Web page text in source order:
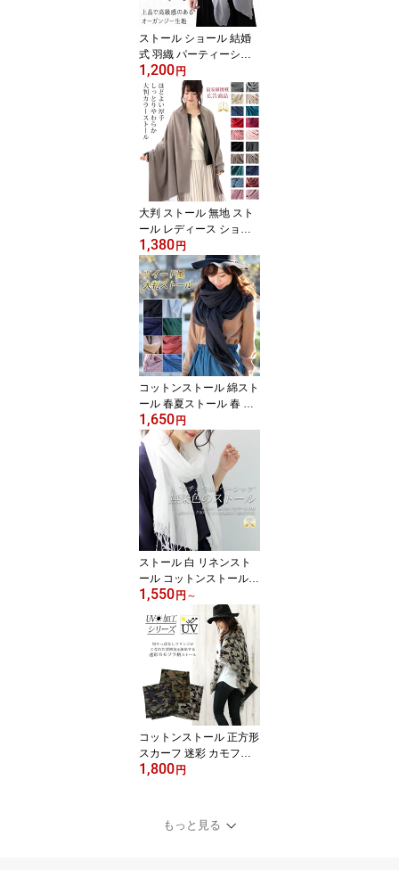
ストール ショール 結婚
式 羽織 パーティーショ
ール レディース オーガ
ンジー パール シンプル
パーティー メンズ スト
ール 春 夏 秋 お呼ばれ 結
婚式 披露宴 二次会 ステ
ージ 衣装 コーラス 合唱
羽織物 ラッピング不可 c
eremony
1,200 円
大判 ストール 無地 スト
ール レディース ショー
ル メンズ マフラー 春 秋
冬 着物 羽織 ひざ掛け 冷
房対策 寒暖差 お呼ばれ
結婚式 発表会 卒園 卒業
式 入学式 羽織物 誕生日
プレゼント ギフト スト
ール 専門 lala ラッピン
グ不可 stole ceremony
1,380 円
コットンストール 綿スト
ール 春夏ストール 春 夏
秋 コットン ガーゼ 綿 無
地 uv メンズ ストール 専
門 lala 誕生日 プレゼン
ト ギフト ラッピング可
1,650 円
ストール 白 リネンスト
ール コットンストール
シルクストール リネン1
00% コットン100% シル
クコットン ストール 薄
手ストール 春夏ストール
春 夏 秋 薄手 リネン コッ
トン 麻 綿 ガーゼ 無地 uv
ストール プレゼント ギ
フト ラッピング可 ギフ
ト プレゼント
1,550 円 ～
コットンストール 正方形
スカーフ 迷彩 カモフラ
柄 綿ストール 春夏スト
ン 綿 uv メンズ ストール
専門 lala ラッピング不可
1,800 円
もっと見る